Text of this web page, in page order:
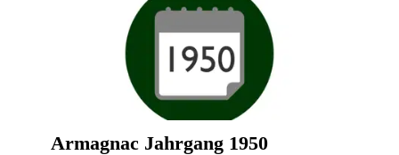
Armagnac Jahrgang 1950